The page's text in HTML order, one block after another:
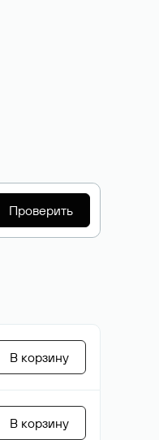
Проверить
В корзину
В корзину